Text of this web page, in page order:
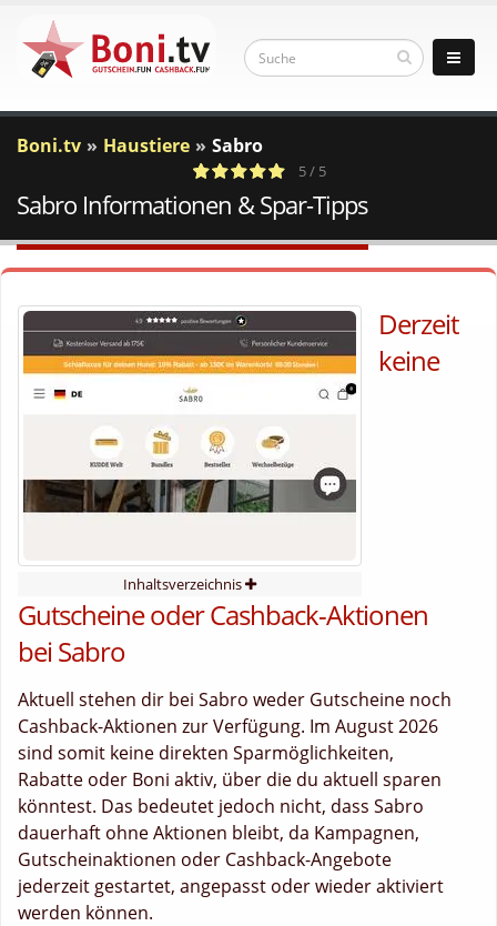
Boni.tv Haustiere Sabro
a
c
1 Votes
5 / 5
Sabro Informationen & Spar-Tipps
Inhaltsverzeichnis
Derzeit
keine
Gutscheine oder Cashback-Aktionen
bei Sabro
Aktuell stehen dir bei Sabro weder Gutscheine noch
Cashback-Aktionen zur Verfügung. Im August 2026
sind somit keine direkten Sparmöglichkeiten,
Rabatte oder Boni aktiv, über die du aktuell sparen
könntest. Das bedeutet jedoch nicht, dass Sabro
dauerhaft ohne Aktionen bleibt, da Kampagnen,
Gutscheinaktionen oder Cashback-Angebote
jederzeit gestartet, angepasst oder wieder aktiviert
werden können.